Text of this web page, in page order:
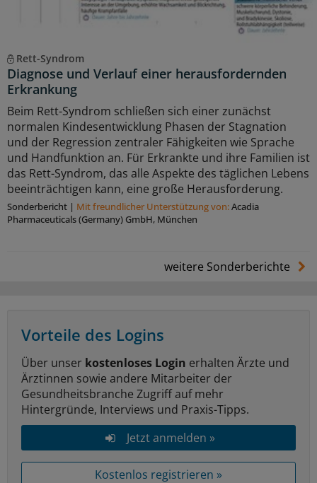
Rett-Syndrom
Diagnose und Verlauf einer herausfordernden
Erkrankung
Beim Rett-Syndrom schließen sich einer zunächst
normalen Kindesentwicklung Phasen der Stagnation
und der Regression zentraler Fähigkeiten wie Sprache
und Handfunktion an. Für Erkrankte und ihre Familien ist
das Rett-Syndrom, das alle Aspekte des täglichen Lebens
beeinträchtigen kann, eine große Herausforderung.
Sonderbericht | Mit freundlicher Unterstützung von:Acadia
Pharmaceuticals (Germany) GmbH, München
weitere Sonderberichte
Vorteile des Logins
Über unser kostenloses Login erhalten Ärzte und
Ärztinnen sowie andere Mitarbeiter der
Gesundheitsbranche Zugriff auf mehr
Hintergründe, Interviews und Praxis-Tipps.
Jetzt anmelden »
Kostenlos registrieren »